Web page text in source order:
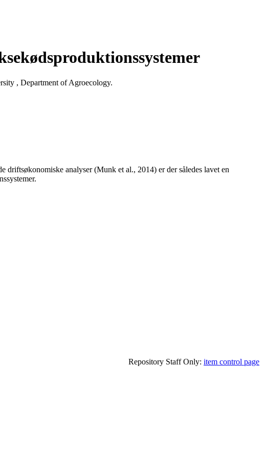
, Department of Agroecology.
analyser (Munk et al., 2014) er der således lavet en
Repository Staff Only: item control page